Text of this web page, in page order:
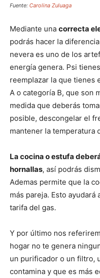
Fuente: Carolina Zuluaga
Mediante una correcta
podrás hacer la
nevera es uno de los
energía genera. Psi
reemplazar la que tienes
A o categoría B, que son
medida que deberás
posible, descongelar el
mantener la temperatura
La cocina o estufa
hornallas, así podrás
Ademas permite que la
más pareja. Esto
tarifa del gas.
Y por último nos
hogar no te genera
un purificador o un filtro,
contamina y que es más